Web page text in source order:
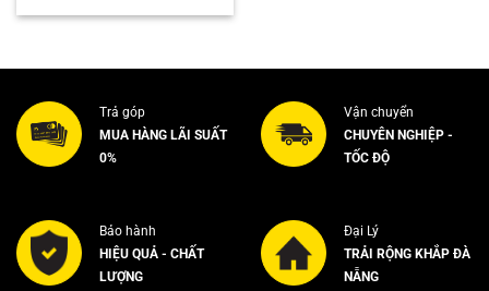
là:
tại
Trả góp
MUA HÀNG LÃI SUẤT
0%
Vận chuyển
CHUYÊN NGHIỆP -
TỐC ĐỘ
Bảo hành
HIỆU QUẢ - CHẤT
LƯỢNG
Đại Lý
TRẢI RỘNG KHẮP ĐÀ
NẴNG